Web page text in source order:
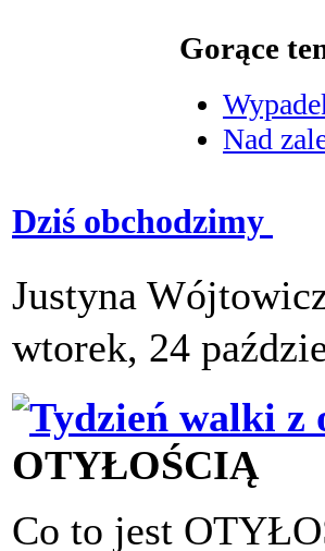
Gorące
Nad
Dziś obchodzimy
Justyna
wtorek, 24
OTYŁOŚCIĄ
Co to jest